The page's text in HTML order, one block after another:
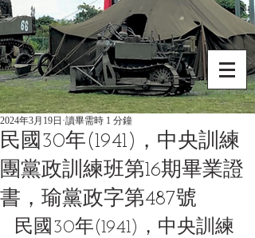
民國30年(1941)，中央訓練
團黨政訓練班第16期畢業證
書，瑜黨政字第487號
2024年3月19日 讀畢需時 1 分鐘
民國30年(1941)，中央訓練